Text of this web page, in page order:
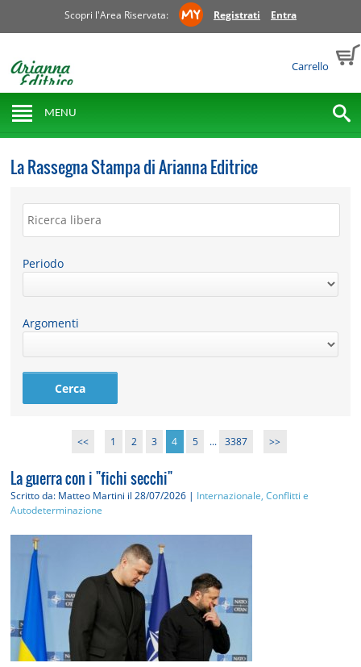
Scopri l'Area Riservata: Registrati Entra
Carrello
MENU
La Rassegna Stampa di Arianna Editrice
Periodo
Argomenti
<< 1 2 3 4 5 ... 3387 >>
La guerra con i "fichi secchi"
Scritto da: Matteo Martini il 28/07/2026 | Internazionale, Conflitti e
Autodeterminazione